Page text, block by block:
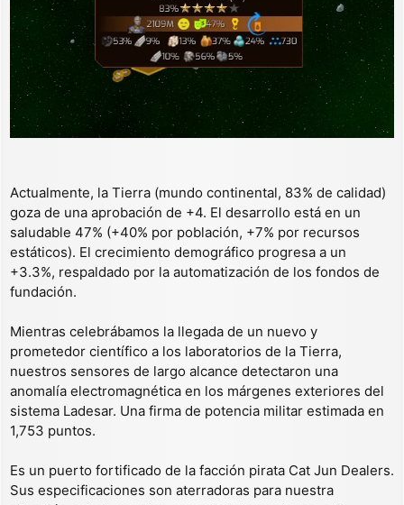
Actualmente, la Tierra (mundo continental, 83% de calidad)
goza de una aprobación de +4. El desarrollo está en un
saludable 47% (+40% por población, +7% por recursos
estáticos). El crecimiento demográfico progresa a un
+3.3%, respaldado por la automatización de los fondos de
fundación.
Mientras celebrábamos la llegada de un nuevo y
prometedor científico a los laboratorios de la Tierra,
nuestros sensores de largo alcance detectaron una
anomalía electromagnética en los márgenes exteriores del
sistema Ladesar. Una firma de potencia militar estimada en
1,753 puntos.
Es un puerto fortificado de la facción pirata Cat Jun Dealers.
Sus especificaciones son aterradoras para nuestra